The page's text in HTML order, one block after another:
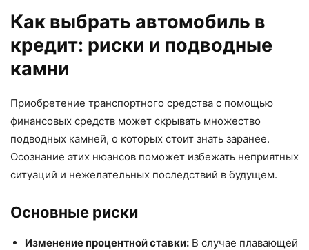
Как выбрать автомобиль в
кредит: риски и подводные
камни
Приобретение транспортного средства с помощью
финансовых средств может скрывать множество
подводных камней, о которых стоит знать заранее.
Осознание этих нюансов поможет избежать неприятных
ситуаций и нежелательных последствий в будущем.
Основные риски
Изменение процентной ставки: В случае плавающей